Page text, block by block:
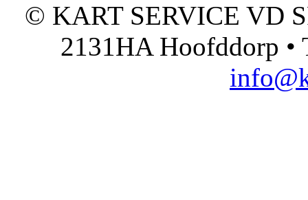
© KART SERVICE VD
2131HA Hoofddorp •